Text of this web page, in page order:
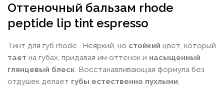
Оттеночный бальзам rhode
peptide lip tint espresso
Тинт для губ rhode . Неяркий, но стойкий цвет, который
тает на губах, придавая им оттенок и насыщенный
глянцевый блеск. Восстанавливающая формула без
отдушек делает губы естественно пухлыми,